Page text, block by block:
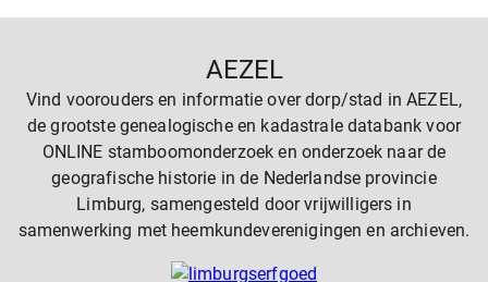
AEZEL
Vind voorouders en informatie over dorp/stad in AEZEL,
de grootste genealogische en kadastrale databank voor
ONLINE stamboomonderzoek en onderzoek naar de
geografische historie in de Nederlandse provincie
Limburg, samengesteld door vrijwilligers in
samenwerking met heemkundeverenigingen en archieven.